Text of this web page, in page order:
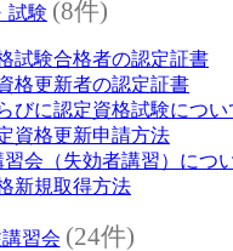
試験 (8件)
試験合格者の認定証書
格更新者の認定証書
びに認定資格試験につい
資格更新申請方法
会（失効者講習）につ
新規取得方法
習会 (24件)